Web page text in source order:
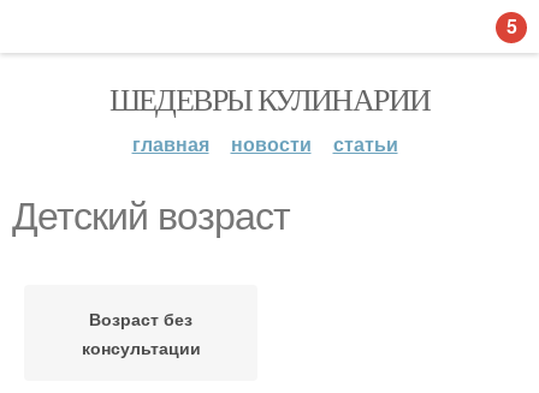
ШЕДЕВРЫ КУЛИНАРИИ
главная новости статьи
Детский возраст
Возраст без
консультации
5